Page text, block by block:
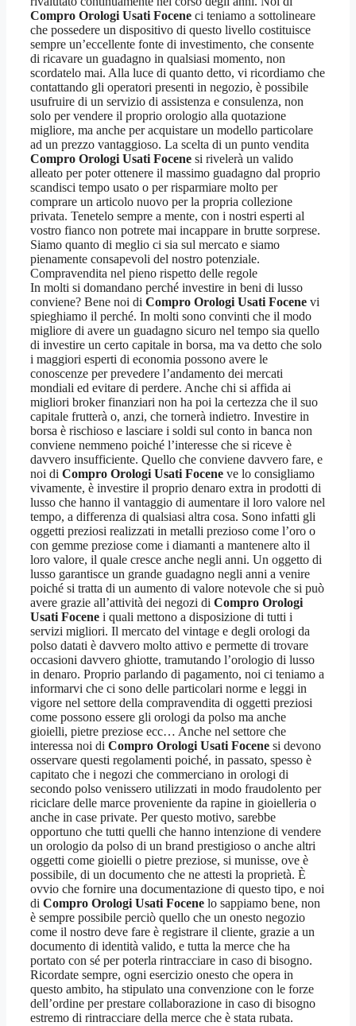
Compro Orologi Usati Focene ci teniamo a sottolineare
che possedere un dispositivo di questo livello costituisce
sempre un’eccellente fonte di investimento, che consente
di ricavare un guadagno in qualsiasi momento, non
scordatelo mai. Alla luce di quanto detto, vi ricordiamo che
contattando gli operatori presenti in negozio, è possibile
usufruire di un servizio di assistenza e consulenza, non
solo per vendere il proprio orologio alla quotazione
migliore, ma anche per acquistare un modello particolare
ad un prezzo vantaggioso. La scelta di un punto vendita
Compro Orologi Usati Focene si rivelerà un valido
alleato per poter ottenere il massimo guadagno dal proprio
scandisci tempo usato o per risparmiare molto per
comprare un articolo nuovo per la propria collezione
privata. Tenetelo sempre a mente, con i nostri esperti al
vostro fianco non potrete mai incappare in brutte sorprese.
Siamo quanto di meglio ci sia sul mercato e siamo
pienamente consapevoli del nostro potenziale.
Compravendita nel pieno rispetto delle regole
In molti si domandano perché investire in beni di lusso
conviene? Bene noi di Compro Orologi Usati Focene vi
spieghiamo il perché. In molti sono convinti che il modo
migliore di avere un guadagno sicuro nel tempo sia quello
di investire un certo capitale in borsa, ma va detto che solo
i maggiori esperti di economia possono avere le
conoscenze per prevedere l’andamento dei mercati
mondiali ed evitare di perdere. Anche chi si affida ai
migliori broker finanziari non ha poi la certezza che il suo
capitale frutterà o, anzi, che tornerà indietro. Investire in
borsa è rischioso e lasciare i soldi sul conto in banca non
conviene nemmeno poiché l’interesse che si riceve è
davvero insufficiente. Quello che conviene davvero fare, e
noi di Compro Orologi Usati Focene ve lo consigliamo
vivamente, è investire il proprio denaro extra in prodotti di
lusso che hanno il vantaggio di aumentare il loro valore nel
tempo, a differenza di qualsiasi altra cosa. Sono infatti gli
oggetti preziosi realizzati in metalli prezioso come l’oro o
con gemme preziose come i diamanti a mantenere alto il
loro valore, il quale cresce anche negli anni. Un oggetto di
lusso garantisce un grande guadagno negli anni a venire
poiché si tratta di un aumento di valore notevole che si può
avere grazie all’attività dei negozi di Compro Orologi
Usati Focene i quali mettono a disposizione di tutti i
servizi migliori. Il mercato del vintage e degli orologi da
polso datati è davvero molto attivo e permette di trovare
occasioni davvero ghiotte, tramutando l’orologio di lusso
in denaro. Proprio parlando di pagamento, noi ci teniamo a
informarvi che ci sono delle particolari norme e leggi in
vigore nel settore della compravendita di oggetti preziosi
come possono essere gli orologi da polso ma anche
gioielli, pietre preziose ecc… Anche nel settore che
interessa noi di Compro Orologi Usati Focene si devono
osservare questi regolamenti poiché, in passato, spesso è
capitato che i negozi che commerciano in orologi di
secondo polso venissero utilizzati in modo fraudolento per
riciclare delle marce proveniente da rapine in gioielleria o
anche in case private. Per questo motivo, sarebbe
opportuno che tutti quelli che hanno intenzione di vendere
un orologio da polso di un brand prestigioso o anche altri
oggetti come gioielli o pietre preziose, si munisse, ove è
possibile, di un documento che ne attesti la proprietà. È
ovvio che fornire una documentazione di questo tipo, e noi
di Compro Orologi Usati Focene lo sappiamo bene, non
è sempre possibile perciò quello che un onesto negozio
come il nostro deve fare è registrare il cliente, grazie a un
documento di identità valido, e tutta la merce che ha
portato con sé per poterla rintracciare in caso di bisogno.
Ricordate sempre, ogni esercizio onesto che opera in
questo ambito, ha stipulato una convenzione con le forze
dell’ordine per prestare collaborazione in caso di bisogno
estremo di rintracciare della merce che è stata rubata.